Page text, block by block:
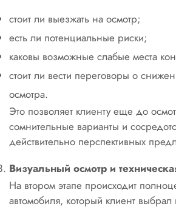
стоит ли выезжать на осмотр;
есть ли потенциальные риски;
каковы возможные слабые места
стоит ли вести переговоры о
осмотра.
Это позволяет клиенту еще до
сомнительные варианты и
действительно перспективных
Визуальный осмотр и
На втором этапе происходит
автомобиля, который клиент